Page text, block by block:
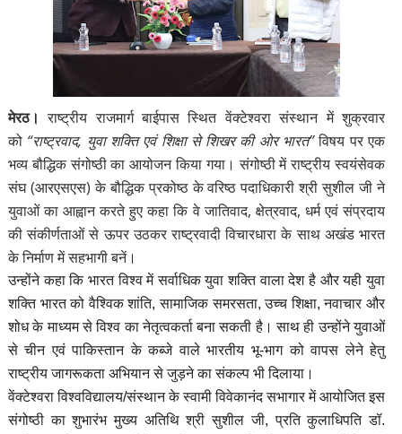
मेरठ।राष्ट्रीय राजमार्ग बाईपास स्थित वेंक्टेश्वरा संस्थान में शुक्रवार
को “राष्ट्रवाद, युवा शक्ति एवं शिक्षा से शिखर की ओर भारत”विषय पर एक
भव्य बौद्धिक संगोष्ठी का आयोजन किया गया। संगोष्ठी में राष्ट्रीय स्वयंसेवक
संघ (आरएसएस) के बौद्धिक प्रकोष्ठ के वरिष्ठ पदाधिकारी श्री सुशील जी ने
युवाओं का आह्वान करते हुए कहा कि वे जातिवाद, क्षेत्रवाद, धर्म एवं संप्रदाय
की संकीर्णताओं से ऊपर उठकर राष्ट्रवादी विचारधारा के साथ अखंड भारत
के निर्माण में सहभागी बनें।
उन्होंने कहा कि भारत विश्व में सर्वाधिक युवा शक्ति वाला देश है और यही युवा
शक्ति भारत को वैश्विक शांति, सामाजिक समरसता, उच्च शिक्षा, नवाचार और
शोध के माध्यम से विश्व का नेतृत्वकर्ता बना सकती है। साथ ही उन्होंने युवाओं
से चीन एवं पाकिस्तान के कब्जे वाले भारतीय भू-भाग को वापस लेने हेतु
राष्ट्रीय जागरूकता अभियान से जुड़ने का संकल्प भी दिलाया।
वेंक्टेश्वरा विश्वविद्यालय/संस्थान के स्वामी विवेकानंद सभागार में आयोजित इस
संगोष्ठी का शुभारंभ मुख्य अतिथि श्री सुशील जी, प्रति कुलाधिपति डॉ.